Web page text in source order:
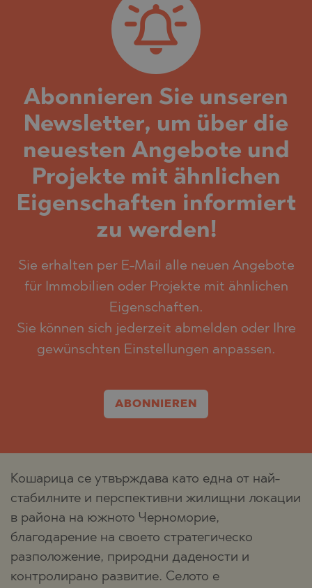
Abonnieren Sie unseren
Newsletter, um über die
neuesten Angebote und
Projekte mit ähnlichen
Eigenschaften informiert
zu werden!
Sie erhalten per E-Mail alle neuen Angebote
für Immobilien oder Projekte mit ähnlichen
Eigenschaften.
Sie können sich jederzeit abmelden oder Ihre
gewünschten Einstellungen anpassen.
ABONNIEREN
Кошарица се утвърждава като една от най-
стабилните и перспективни жилищни локации
в района на южното Черноморие,
благодарение на своето стратегическо
разположение, природни дадености и
контролирано развитие. Селото е